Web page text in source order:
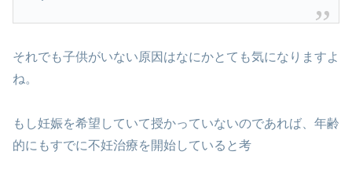
それでも子供がいない原因はなにかとても気になりますよ
ね。
もし妊娠を希望していて授かっていないのであれば、年齢
的にもすでに不妊治療を開始していると考